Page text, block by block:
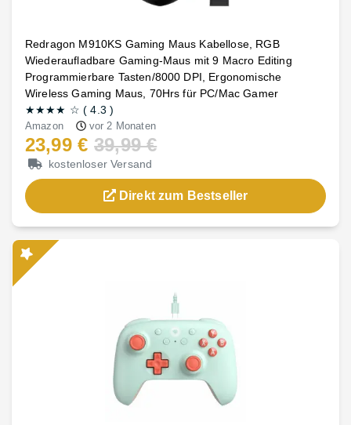
Redragon M910KS Gaming Maus Kabellose, RGB
Wiederaufladbare Gaming-Maus mit 9 Macro Editing
Programmierbare Tasten/8000 DPI, Ergonomische
Wireless Gaming Maus, 70Hrs für PC/Mac Gamer
★★★★ ☆ (4.3 )
Amazon vor 2 Monaten
23,99 € 39,99 €
kostenloser Versand
Direkt zum Bestseller